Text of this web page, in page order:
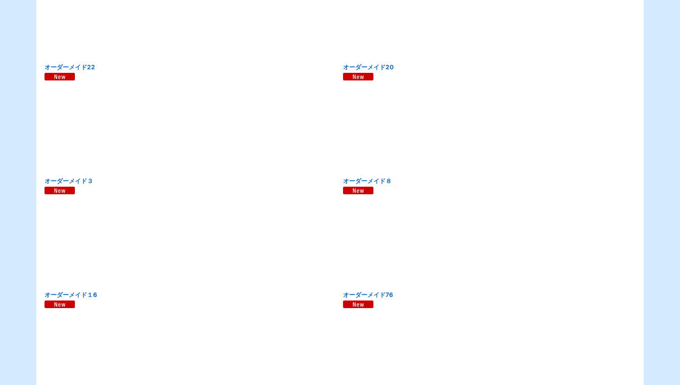
オーダーメイド22 オーダーメイド20
オーダーメイド３ オーダーメイド８
オーダーメイド１6 オーダーメイド76